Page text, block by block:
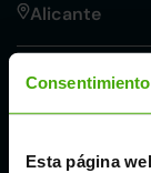
Consentimiento
Esta página
Alicante
Córdoba
Madrid